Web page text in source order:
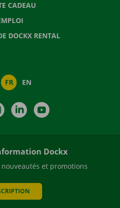
CADEAU
DOCKX RENTAL
FR EN
InstagramLinkedIn
Dockx
et promotions